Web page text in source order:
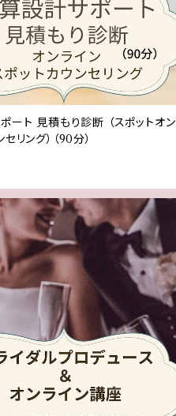
ート 見積もり診断 （スポットオン
リング）（90分）